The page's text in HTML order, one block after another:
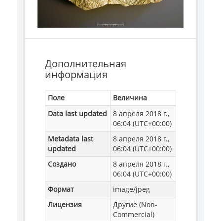
Дополнительная
информация
Поле
Величина
Data last updated
8 апреля 2018 г.,
06:04 (UTC+00:00)
Metadata last
updated
8 апреля 2018 г.,
06:04 (UTC+00:00)
Создано
8 апреля 2018 г.,
06:04 (UTC+00:00)
Формат
image/jpeg
Лицензия
Другие (Non-
Commercial)